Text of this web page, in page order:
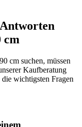
cm
cm suchen, müssen
Kaufberatung
wichtigsten Fragen